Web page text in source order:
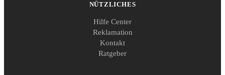
NÜTZLICHES
Hilfe Center
Reklamation
Kontakt
Ratgeber